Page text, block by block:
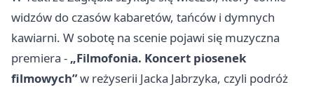
widzów do czasów kabaretów, tańców i dymnych
kawiarni. W sobotę na scenie pojawi się muzyczna
premiera - „Filmofonia. Koncert piosenek
filmowych”w reżyserii Jacka Jabrzyka, czyli podróż